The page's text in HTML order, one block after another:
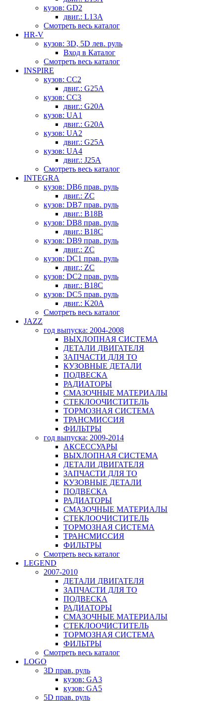
кузов: GD2
двиг.: L13A
Смотреть весь каталог
HR-V
кузов: 3D, 5D лев. руль
Вход в Каталог
Смотреть весь каталог
INSPIRE
кузов: CC2
двиг.: G25A
кузов: CC3
двиг.: G20A
кузов: UA1
двиг.: G20A
кузов: UA2
двиг.: G25A
кузов: UA4
двиг.: J25A
Смотреть весь каталог
INTEGRA
кузов: DB6 прав. руль
двиг.: ZC
кузов: DB7 прав. руль
двиг.: B18B
кузов: DB8 прав. руль
двиг.: B18C
кузов: DB9 прав. руль
двиг.: ZC
кузов: DC1 прав. руль
двиг.: ZC
кузов: DC2 прав. руль
двиг.: B18C
кузов: DC5 прав. руль
двиг.: K20A
Смотреть весь каталог
JAZZ
год выпуска: 2004-2008
ВЫХЛОПНАЯ СИСТЕМА
ДЕТАЛИ ДВИГАТЕЛЯ
ЗАПЧАСТИ ДЛЯ ТО
КУЗОВНЫЕ ДЕТАЛИ
ПОДВЕСКА
РАДИАТОРЫ
СМАЗОЧНЫЕ МАТЕРИАЛЫ
СТЕКЛООЧИСТИТЕЛЬ
ТОРМОЗНАЯ СИСТЕМА
ТРАНСМИССИЯ
ФИЛЬТРЫ
год выпуска: 2009-2014
АКСЕССУАРЫ
ВЫХЛОПНАЯ СИСТЕМА
ДЕТАЛИ ДВИГАТЕЛЯ
ЗАПЧАСТИ ДЛЯ ТО
КУЗОВНЫЕ ДЕТАЛИ
ПОДВЕСКА
РАДИАТОРЫ
СМАЗОЧНЫЕ МАТЕРИАЛЫ
СТЕКЛООЧИСТИТЕЛЬ
ТОРМОЗНАЯ СИСТЕМА
ТРАНСМИССИЯ
ФИЛЬТРЫ
Смотреть весь каталог
LEGEND
2007-2010
ДЕТАЛИ ДВИГАТЕЛЯ
ЗАПЧАСТИ ДЛЯ ТО
ПОДВЕСКА
РАДИАТОРЫ
СМАЗОЧНЫЕ МАТЕРИАЛЫ
СТЕКЛООЧИСТИТЕЛЬ
ТОРМОЗНАЯ СИСТЕМА
ФИЛЬТРЫ
Смотреть весь каталог
LOGO
3D прав. руль
кузов: GA3
кузов: GA5
5D прав. руль